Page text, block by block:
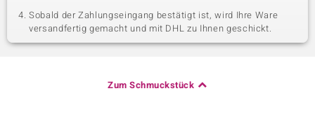
Sobald der Zahlungseingang bestätigt ist, wird Ihre Ware
versandfertig gemacht und mit DHL zu Ihnen geschickt.
Zum Schmuckstück